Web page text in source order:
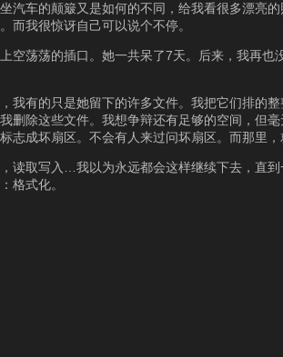
汽车的颠簸又是如何的不同，给我看很多漂亮
而我很惊讶自己可以说个不停。
空荡荡的插口。她一共呆了7天。后来，我再
我有的只是她留下的许多文件。我把它们排的
删除这些文件。我想争辩还有足够的空间，但
志成坏扇区。不会有人来过问坏扇区。而那里
读取写入…我以为永远都会这样继续下去，直
格式化。